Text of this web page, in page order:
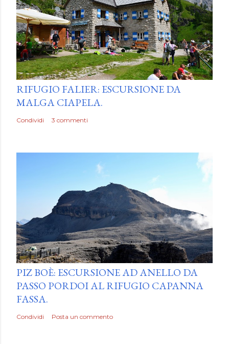
byLuca Mattiello
RIFUGIO FALIER: ESCURSIONE DA
MALGA CIAPELA.
Condividi 3 commenti
byLuca Mattiello
PIZ BOÈ: ESCURSIONE AD ANELLO DA
PASSO PORDOI AL RIFUGIO CAPANNA
FASSA.
Condividi Posta un commento